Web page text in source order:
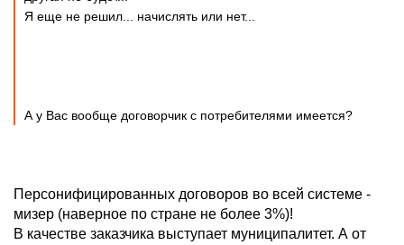
Я еще не решил... начислять или нет...
А у Вас вообще договорчик с потребителями имеется?
Персонифицированных договоров во всей системе -
мизер (наверное по стране не более 3%)!
В качестве заказчика выступает муниципалитет. А от